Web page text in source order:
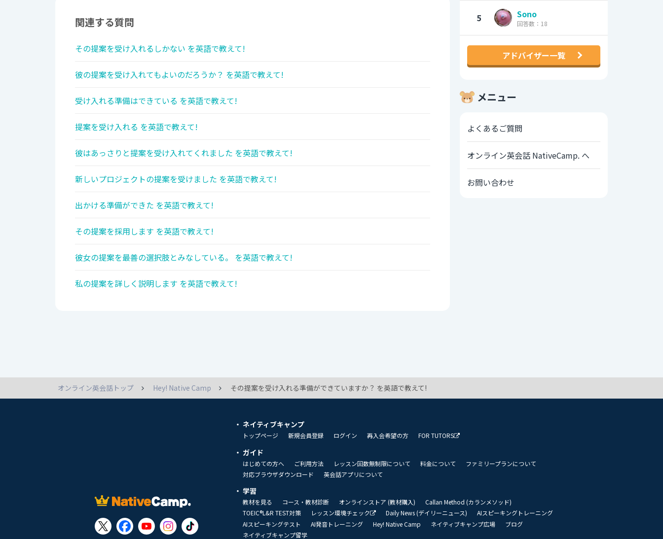
関連する質問
その提案を受け入れるしかない を英語で教えて!
彼の提案を受け入れてもよいのだろうか？ を英語で教えて!
受け入れる準備はできている を英語で教えて!
提案を受け入れる を英語で教えて!
彼はあっさりと提案を受け入れてくれました を英語で教えて!
新しいプロジェクトの提案を受けました を英語で教えて!
出かける準備ができた を英語で教えて!
その提案を採用します を英語で教えて!
彼女の提案を最善の選択肢とみなしている。 を英語で教えて!
私の提案を詳しく説明します を英語で教えて!
5 Sono
回答数：18
アドバイザー一覧
メニュー
よくあるご質問
オンライン英会話 NativeCamp. へ
お問い合わせ
オンライン英会話トップ Hey! Native Camp その提案を受け入れる準備ができていますか？ を英語で教えて!
ネイティブキャンプ
トップページ 新規会員登録 ログイン 再入会希望の方 FOR TUTORS
ガイド
はじめての方へ ご利用方法 レッスン回数無制限について 料金について
ファミリープランについて
対応ブラウザダウンロード
英会話アプリについて
学習
教材を見る コース・教材診断 オンラインストア (教材購入)
Callan Method (カランメソッド)
TOEIC®L&R TEST対策
レッスン環境チェック Daily News (デイリーニュース)
AIスピーキングトレーニング
AIスピーキングテスト
AI発音トレーニング Hey! Native Camp ネイティブキャンプ広場
ブログ
ネイティブキャンプ留学